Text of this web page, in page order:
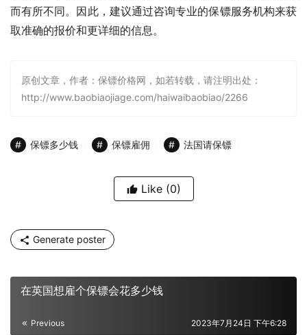
而有所不同。因此，建议通过咨询专业的保镖服务机构来获
取准确的报价和更详细的信息。
原创文章，作者：保镖价格网，如若转载，请注明出处：
http://www.baobiaojiage.com/haiwaibaobiao/2266
保镖多少钱 保镖雇佣 法国请保镖
Like (0)
Generate poster
在英国想雇个保镖会花多少钱
Previous 2023年7月24日 下午6:28